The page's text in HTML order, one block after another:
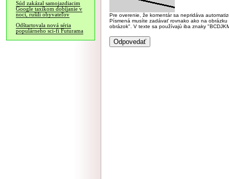
Súd zakázal samojazdiacim
Google taxíkom dobíjanie v
noci, rušili obyvateľov
Odštartovala nová séria
populárneho sci-fi Futurama
Pre overenie, že komentár sa nepridáva
Písmená musíte zadávať rovnako ako na
obrázok". V texte sa používajú iba znaky